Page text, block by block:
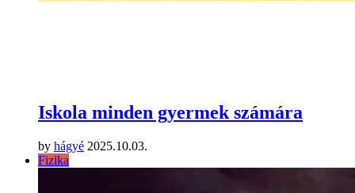
Iskola minden gyermek számára
by hágyé 2025.10.03.
Fizika